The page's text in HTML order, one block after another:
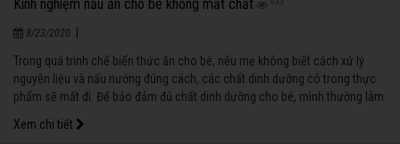
Kinh nghiệm nấu ăn cho bé không mất chất
8/23/2020
Trong quá trình chế biến thức ăn cho bé, nếu mẹ không biết cách xử lý
nguyên liệu và nấu nướng đúng cách, các chất dinh dưỡng có trong thực
phẩm sẽ mất đi. Để bảo đảm đủ chất dinh dưỡng cho bé, mình thường làm
Xem chi tiết